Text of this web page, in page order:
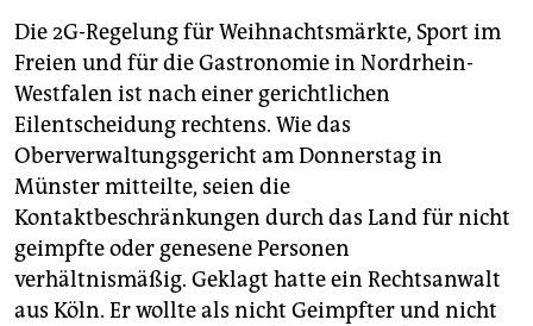
Die 2G-Regelung für Weihnachtsmärkte, Sport im
Freien und für die Gastronomie in Nordrhein-
Westfalen ist nach einer gerichtlichen
Eilentscheidung rechtens. Wie das
Oberverwaltungsgericht am Donnerstag in
Münster mitteilte, seien die
Kontaktbeschränkungen durch das Land für nicht
geimpfte oder genesene Personen
verhältnismäßig. Geklagt hatte ein Rechtsanwalt
aus Köln. Er wollte als nicht Geimpfter und nicht